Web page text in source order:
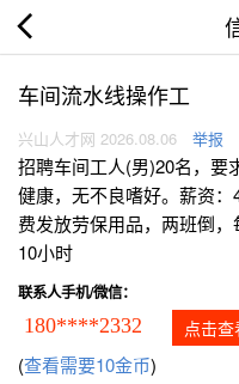
车间流水线操作工
兴山人才网 2026.08.06 举报
招聘车间工人(男)20名，要
健康，无不良嗜好。薪资
费发放劳保用品，两班倒
10小时
联系人手机/微信：
180****2332 点击
(查看需要10金币)